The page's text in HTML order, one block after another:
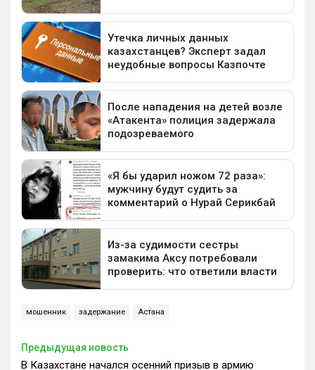
мошенник задержание Астана
Предыдущая новость
В Казахстане начался осенний призыв в армию